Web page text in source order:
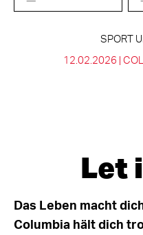
SPORT
12.02.2026 |
Let
Das Leben macht
Columbia hält dich